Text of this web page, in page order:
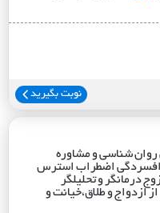
نوبت بگیرید
شناسی و مشاوره
:افسردگی اضطراب استرس
درمانگر و تحلیلگر
ازدواج و طلاق،خیانت و